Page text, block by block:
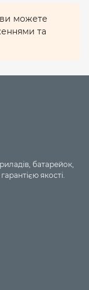
чи миття під
і вимикань -
напругаAC 220-
ртуті та
Не підлягає
ви можете
та
батарейок,
якості.